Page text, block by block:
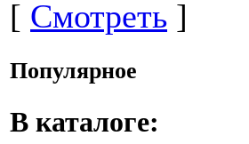
[ Смотреть ]
Популярное
В каталоге: